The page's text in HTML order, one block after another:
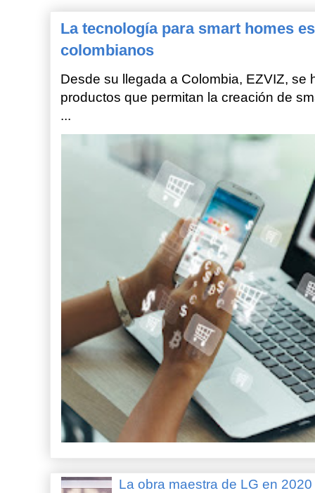
La tecnología para smart homes
colombianos
Desde su llegada a Colombia, EZVIZ, se
productos que permitan la creación de
...
La obra maestra de LG en